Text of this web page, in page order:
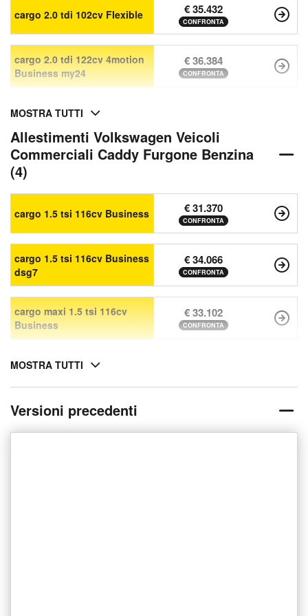
cargo 2.0 tdi 102cv Flexible € 35.432
CONFRONTA
cargo 2.0 tdi 122cv 4motion
Business my24
€ 36.384
CONFRONTA
MOSTRA TUTTI
Allestimenti Volkswagen Veicoli
Commerciali Caddy Furgone Benzina
(4)
cargo 1.5 tsi 116cv Business € 31.370
CONFRONTA
cargo 1.5 tsi 116cv Business
dsg7
€ 34.066
CONFRONTA
cargo maxi 1.5 tsi 116cv
Business
€ 33.102
CONFRONTA
MOSTRA TUTTI
Versioni precedenti